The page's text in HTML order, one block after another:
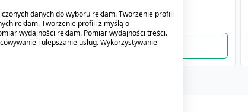
41,19 zł 29,79 zł
129,29 zł
6,09 złdanych do wyboru reklam. Tworzenie profili
reklam. Tworzenie profili z myślą o
wydajności reklam. Pomiar wydajności treści.
i ulepszanie usług. Wykorzystywanie